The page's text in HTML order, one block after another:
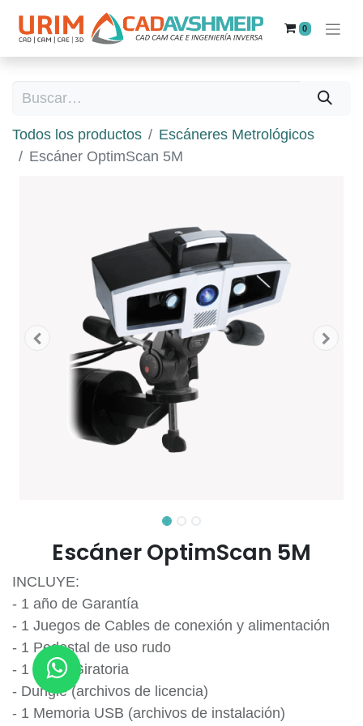
0
Todos los productos
Escáneres Metrológicos
Escáner OptimScan 5M
Escáner OptimScan 5M
INCLUYE:
- 1 año de Garantía
- 1 Juegos de Cables de conexión y alimentación
- 1 Pedestal de uso rudo
- 1 Mesa Giratoria
- Dungle (archivos de licencia)
- 1 Memoria USB (archivos de instalación)